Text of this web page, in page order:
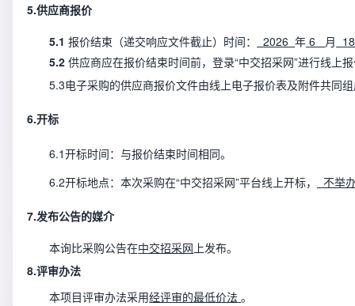
5.供应商报价
5.1 报价结束（递交响应文件截止）时间： 2026 年 6 月 18
5.2供应商应在报价结束时间前，登录“中交招采网”进行线上
5.3电子采购的供应商报价文件由线上电子报价表及附件共同
6.开标
6.1开标时间：与报价结束时间相同。
6.2开标地点：本次采购在“中交招采网”平台线上开标， 不举
7.发布公告的媒介
本询比采购公告在中交招采网 上发布。
8.评审办法
本项目评审办法采用经评审的最低价法 。